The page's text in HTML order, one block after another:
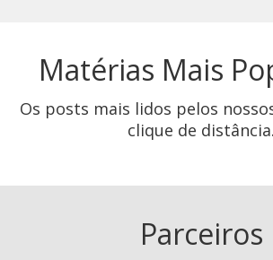
Matérias Mais
Os posts mais lidos pelos
clique de distância.
Parceiros